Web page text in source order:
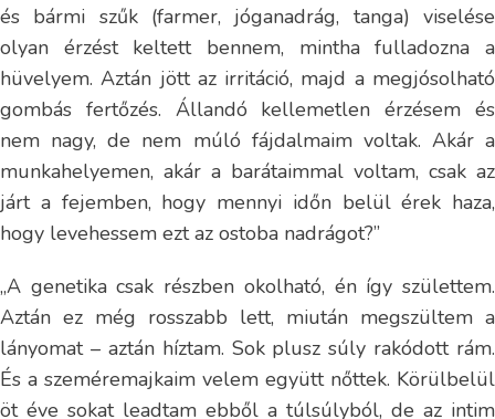
és bármi szűk (farmer, jóganadrág, tanga) viselése
olyan érzést keltett bennem, mintha fulladozna a
hüvelyem. Aztán jött az irritáció, majd a megjósolható
gombás fertőzés. Állandó kellemetlen érzésem és
nem nagy, de nem múló fájdalmaim voltak. Akár a
munkahelyemen, akár a barátaimmal voltam, csak az
járt a fejemben, hogy mennyi időn belül érek haza,
hogy levehessem ezt az ostoba nadrágot?”
„A genetika csak részben okolható, én így születtem.
Aztán ez még rosszabb lett, miután megszültem a
lányomat – aztán híztam. Sok plusz súly rakódott rám.
És a szeméremajkaim velem együtt nőttek. Körülbelül
öt éve sokat leadtam ebből a túlsúlyból, de az intim